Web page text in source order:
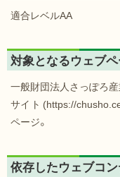
適合レベルAA
対象となるウェブ
一般財団法人さっぽろ
サイト (https://
ページ。
依存したウェブコ